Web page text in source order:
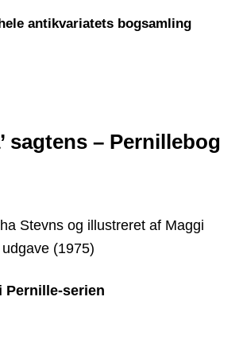
antikvariatets bogsamling
sagtens – Pernillebog
Stevns og illustreret af Maggi
(1975)
Pernille-serien